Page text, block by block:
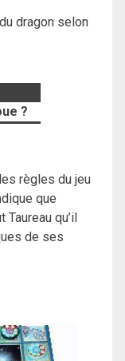
dragon selon
?
règles du jeu
que
Taureau qu’il
de ses